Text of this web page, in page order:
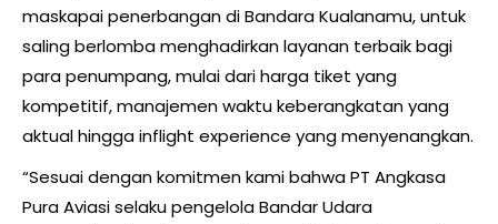
maskapai penerbangan di Bandara Kualanamu, untuk
saling berlomba menghadirkan layanan terbaik bagi
para penumpang, mulai dari harga tiket yang
kompetitif, manajemen waktu keberangkatan yang
aktual hingga inflight experience yang menyenangkan.
“Sesuai dengan komitmen kami bahwa PT Angkasa
Pura Aviasi selaku pengelola Bandar Udara